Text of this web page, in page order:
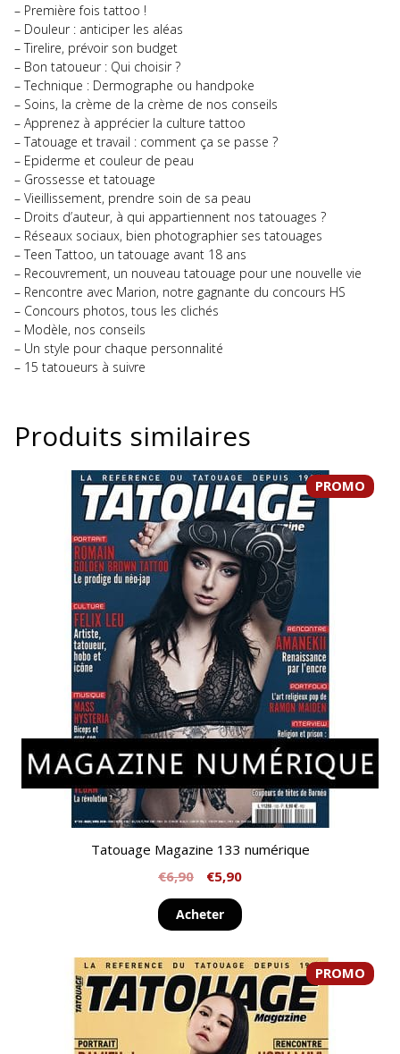
– Première fois tattoo !
– Douleur : anticiper les aléas
– Tirelire, prévoir son budget
– Bon tatoueur : Qui choisir ?
– Technique : Dermographe ou handpoke
– Soins, la crème de la crème de nos conseils
– Apprenez à apprécier la culture tattoo
– Tatouage et travail : comment ça se passe ?
– Epiderme et couleur de peau
– Grossesse et tatouage
– Vieillissement, prendre soin de sa peau
– Droits d’auteur, à qui appartiennent nos tatouages ?
– Réseaux sociaux, bien photographier ses tatouages
– Teen Tattoo, un tatouage avant 18 ans
– Recouvrement, un nouveau tatouage pour une nouvelle vie
– Rencontre avec Marion, notre gagnante du concours HS
– Concours photos, tous les clichés
– Modèle, nos conseils
– Un style pour chaque personnalité
– 15 tatoueurs à suivre
Produits similaires
PROMO
Tatouage Magazine 133 numérique
€6,90 €5,90
Acheter
PROMO